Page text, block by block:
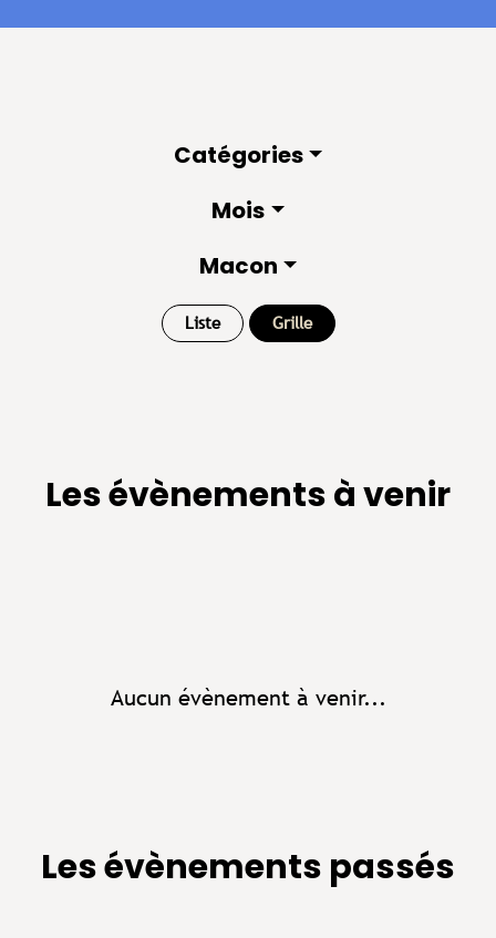
Catégories
Mois
Macon
Liste Grille
Les évènements à venir
Aucun évènement à venir...
Les évènements passés